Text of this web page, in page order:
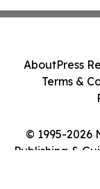
© 1995-2026
Publishing &
AboutPress
Terms &